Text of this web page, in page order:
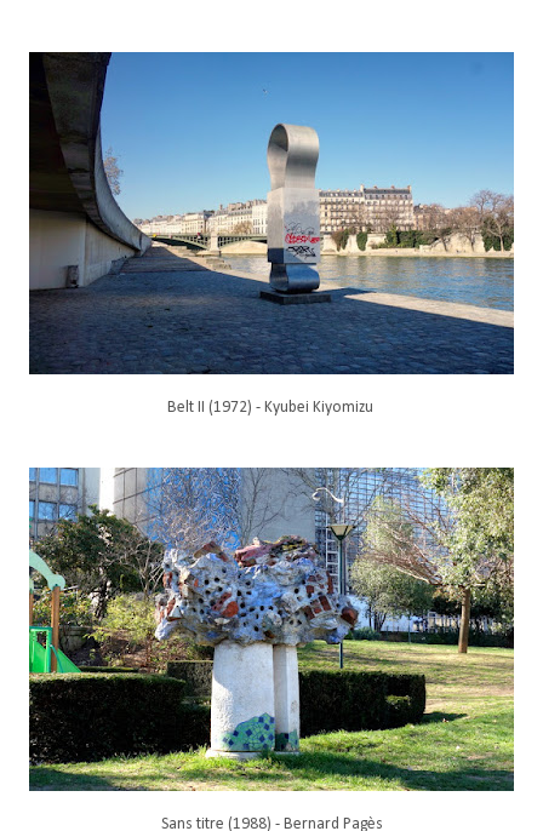
Belt II (1972) - Kyubei Kiyomizu
Sans titre (1988) - Bernard Pagès